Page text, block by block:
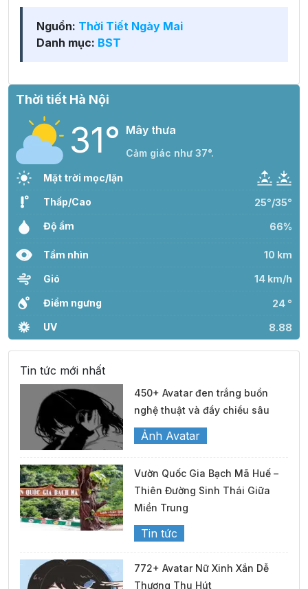
Nguồn: Thời Tiết Ngày Mai
Danh mục: BST
Thời tiết Hà Nội
31° Mây thưa
Cảm giác như 37°.
Mặt trời mọc/lặn
Thấp/Cao 25°/35°
Độ ẩm 66%
Tầm nhìn 10 km
Gió 14 km/h
Điểm ngưng 24 °
UV 8.88
Tin tức mới nhất
450+ Avatar đen trắng buồn
nghệ thuật và đầy chiều sâu
Ảnh Avatar
Vườn Quốc Gia Bạch Mã Huế –
Thiên Đường Sinh Thái Giữa
Miền Trung
Tin tức
772+ Avatar Nữ Xinh Xắn Dễ
Thương Thu Hút